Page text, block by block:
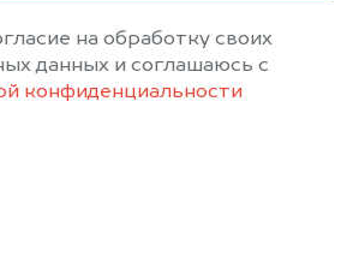
на обработку своих
данных и соглашаюсь с
конфиденциальности